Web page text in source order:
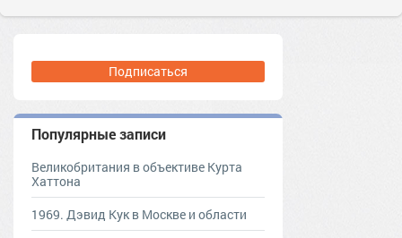
Подписаться
Популярные записи
Великобритания в объективе Курта
Хаттона
1969. Дэвид Кук в Москве и области